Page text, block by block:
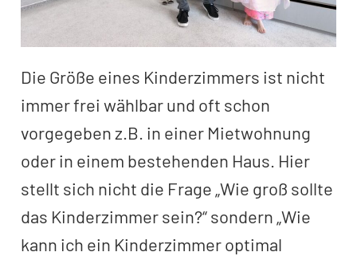
Die Größe eines Kinderzimmers ist nicht
immer frei wählbar und oft schon
vorgegeben z.B. in einer Mietwohnung
oder in einem bestehenden Haus. Hier
stellt sich nicht die Frage „Wie groß sollte
das Kinderzimmer sein?“ sondern „Wie
kann ich ein Kinderzimmer optimal